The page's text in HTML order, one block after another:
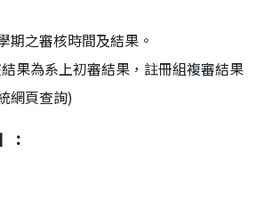
期之審核時間及結果。
果為系上初審結果，註冊組複審結果
網頁查詢)
：